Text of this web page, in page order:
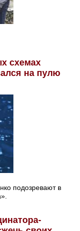
схемах
на пулю
подозревают в